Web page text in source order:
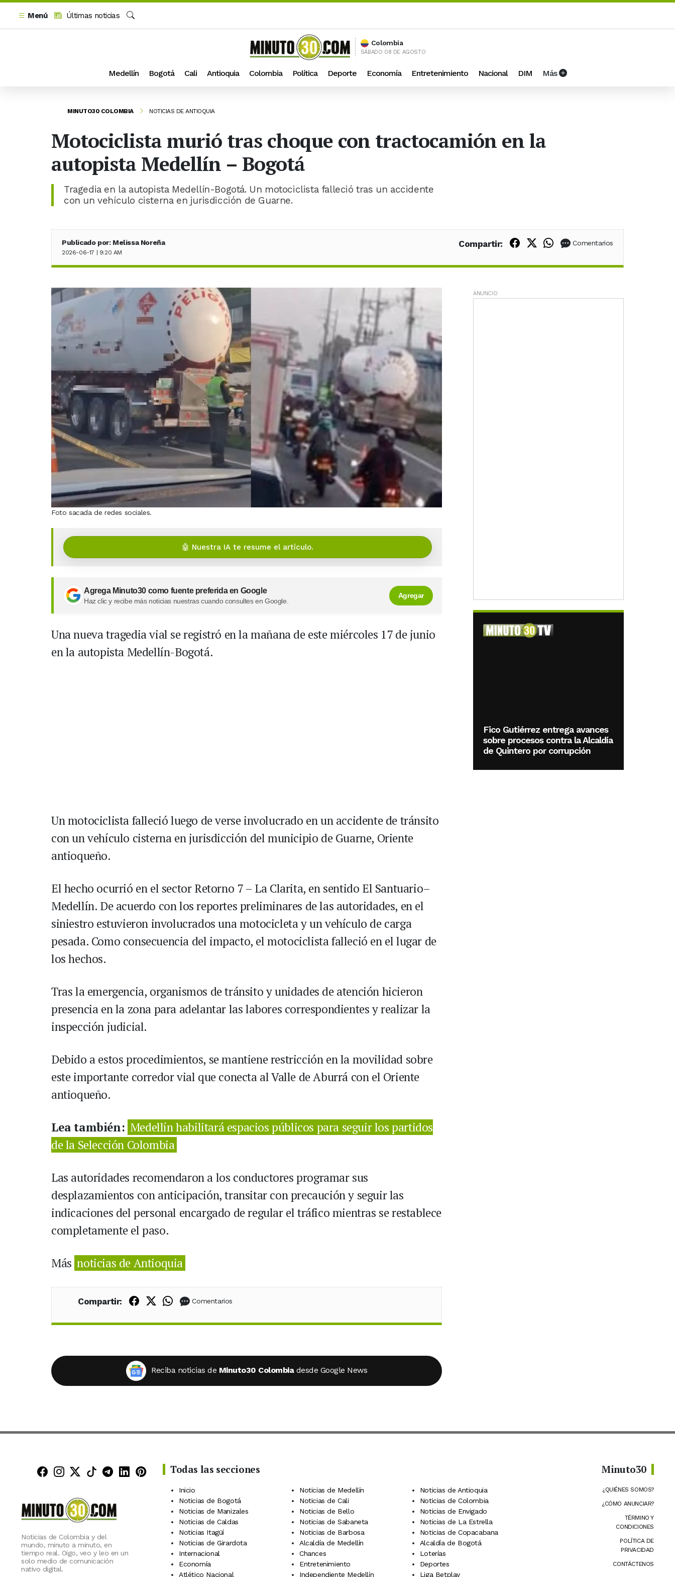
Menú
Últimas noticias
Buscar
Colombia
SÁBADO 08 DE AGOSTO
Medellín Bogotá Cali Antioquia Colombia Política Deporte Economía Entretenimiento Nacional DIM Más
MINUTO30 COLOMBIA NOTICIAS DE ANTIOQUIA
Motociclista murió tras choque con tractocamión en la
autopista Medellín – Bogotá
Tragedia en la autopista Medellín-Bogotá. Un motociclista falleció tras un accidente
con un vehículo cisterna en jurisdicción de Guarne.
Publicado por: Melissa Noreña
2026-06-17 | 9:20 AM
Compartir: Compartir en Facebook
Compartir en X (Twitter)
Compartir en WhatsApp
Comentarios
Foto sacada de redes sociales.
🤖 Nuestra IA te resume el artículo.
Agrega Minuto30 como fuente preferida en Google
Haz clic y recibe más noticias nuestras cuando consultes en Google.
Agregar
Una nueva tragedia vial se registró en la mañana de este miércoles 17 de junio
en la autopista Medellín-Bogotá.
Un motociclista falleció luego de verse involucrado en un accidente de tránsito
con un vehículo cisterna en jurisdicción del municipio de Guarne, Oriente
antioqueño.
El hecho ocurrió en el sector Retorno 7 – La Clarita, en sentido El Santuario–
Medellín. De acuerdo con los reportes preliminares de las autoridades, en el
siniestro estuvieron involucrados una motocicleta y un vehículo de carga
pesada. Como consecuencia del impacto, el motociclista falleció en el lugar de
los hechos.
Tras la emergencia, organismos de tránsito y unidades de atención hicieron
presencia en la zona para adelantar las labores correspondientes y realizar la
inspección judicial.
Debido a estos procedimientos, se mantiene restricción en la movilidad sobre
este importante corredor vial que conecta al Valle de Aburrá con el Oriente
antioqueño.
Lea también: Medellín habilitará espacios públicos para seguir los partidos
de la Selección Colombia
Las autoridades recomendaron a los conductores programar sus
desplazamientos con anticipación, transitar con precaución y seguir las
indicaciones del personal encargado de regular el tráfico mientras se restablece
completamente el paso.
Más noticias de Antioquia
Compartir: Compartir en Facebook
Compartir en X (Twitter)
Compartir en WhatsApp
Comentarios
Reciba noticias de Minuto30 Colombia desde Google News
ANUNCIO
Fico Gutiérrez entrega avances
sobre procesos contra la Alcaldía
de Quintero por corrupción
Minuto30 en Facebook
Minuto30 en Instagram
Minuto30 en X (Twitter)
Minuto30 en TikTok
Canal de Minuto30 en Telegram
Minuto30 en LinkedIn
Minuto30 en Pinterest
Noticias de Colombia y del
mundo, minuto a minuto, en
tiempo real. Oigo, veo y leo en un
solo medio de comunicación
nativo digital.
Todas las secciones
Inicio Noticias de Medellín
Noticias de Antioquia
Noticias de Bogotá
Noticias de Cali
Noticias de Colombia
Noticias de Manizales
Noticias de Bello
Noticias de Envigado
Noticias de Caldas
Noticias de Sabaneta
Noticias de La Estrella
Noticias Itagüí
Noticias de Barbosa
Noticias de Copacabana
Noticias de Girardota
Alcaldía de Medellín
Alcaldía de Bogotá
Internacional
Chances
Loterías
Economía
Entretenimiento
Deportes
Atlético Nacional
Independiente Medellín Liga Betplay
Minuto30
¿QUIÉNES SOMOS?
¿CÓMO ANUNCIAR?
TÉRMINO Y
CONDICIONES
POLÍTICA DE
PRIVACIDAD
CONTÁCTENOS